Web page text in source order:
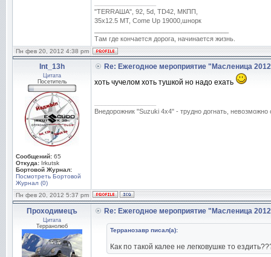
"TERRAША", 92, 5d, TD42, МКПП,
35х12.5 MT, Come Up 19000,шнорк
Там где кончается дорога, начинается жизнь.
Пн фев 20, 2012 4:38 pm
Int_13h
Цитата
Посетитель
Сообщений: 65
Откуда: Irkutsk
Бортовой Журнал:
Посмотреть Бортовой
Журнал (0)
Re: Ежегодное мероприятие "Масленица
хоть чучелом хоть тушкой но надо ехать
Внедорожник "Suzuki 4х4" - трудно догнать, невозможно
Пн фев 20, 2012 5:37 pm
Проходимецъ
Цитата
Терранолюб
Re: Ежегодное мероприятие "Масленица
Терранозавр писал(а):
Как по такой калее не легковушке то